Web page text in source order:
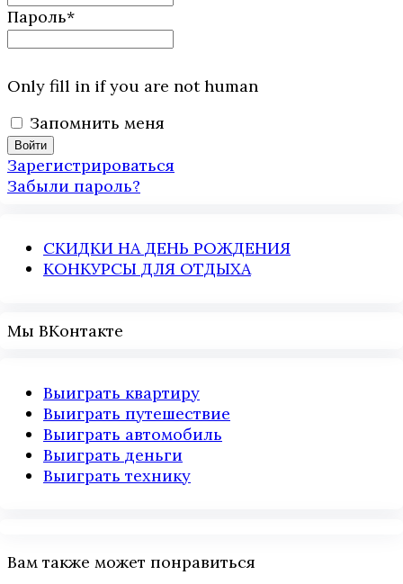
Пароль*
Only fill in if you are not human
Запомнить меня
Зарегистрироваться
Забыли пароль?
СКИДКИ НА ДЕНЬ РОЖДЕНИЯ
КОНКУРСЫ ДЛЯ ОТДЫХА
Мы ВКонтакте
Выиграть квартиру
Выиграть путешествие
Выиграть автомобиль
Выиграть деньги
Выиграть технику
Вам также может понравиться